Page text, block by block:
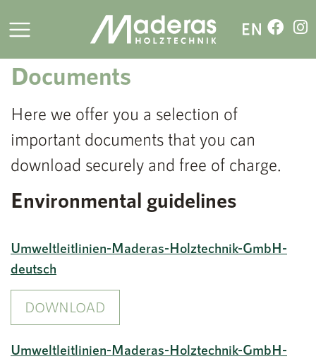
Downloads
Documents
Here we offer you a selection of
important documents that you can
download securely and free of charge.
Environmental guidelines
Umweltleitlinien-Maderas-Holztechnik-GmbH-
deutsch
DOWNLOAD
Umweltleitlinien-Maderas-Holztechnik-GmbH-